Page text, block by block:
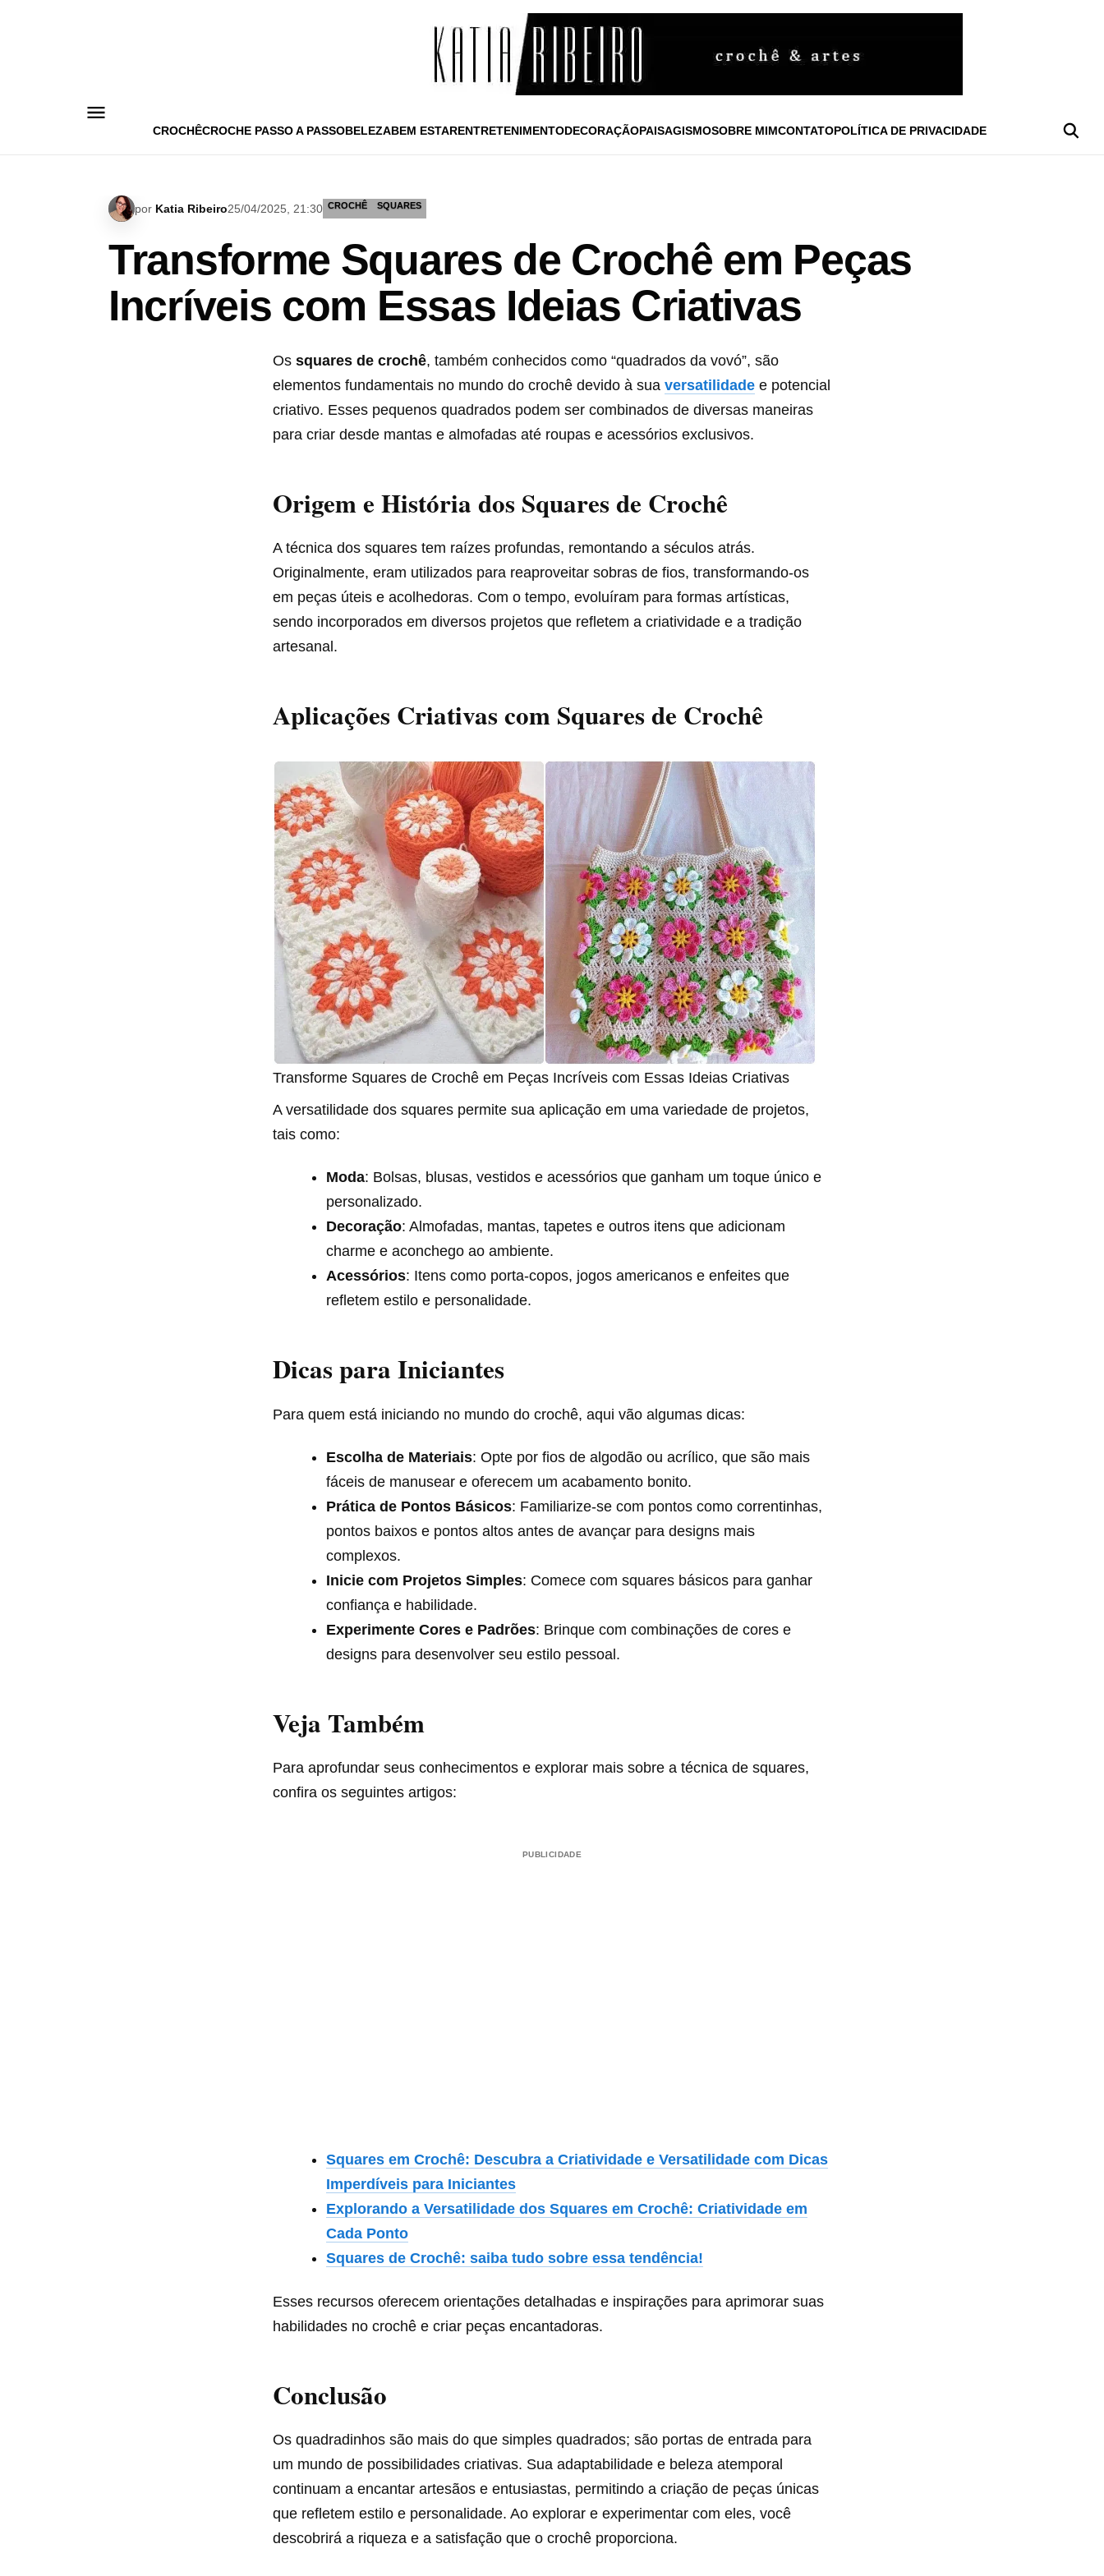
CROCHÊCROCHE PASSO A PASSOBELEZABEM ESTARENTRETENIMENTODECORAÇÃOPAISAGISMOSOBRE MIMCONTATOPOLÍTICA DE PRIVACIDADE
por Katia Ribeiro25/04/2025, 21:30 CROCHÊ SQUARES
Transforme Squares de Crochê em Peças
Incríveis com Essas Ideias Criativas
​Os squares de crochê, também conhecidos como “quadrados da vovó”, são
elementos fundamentais no mundo do crochê devido à sua versatilidade e potencial
criativo. Esses pequenos quadrados podem ser combinados de diversas maneiras
para criar desde mantas e almofadas até roupas e acessórios exclusivos.​
Origem e História dos Squares de Crochê
A técnica dos squares tem raízes profundas, remontando a séculos atrás.
Originalmente, eram utilizados para reaproveitar sobras de fios, transformando-os
em peças úteis e acolhedoras. Com o tempo, evoluíram para formas artísticas,
sendo incorporados em diversos projetos que refletem a criatividade e a tradição
artesanal.​
Aplicações Criativas com Squares de Crochê
Transforme Squares de Crochê em Peças Incríveis com Essas Ideias Criativas
A versatilidade dos squares permite sua aplicação em uma variedade de projetos,
tais como:​
Moda: Bolsas, blusas, vestidos e acessórios que ganham um toque único e
personalizado.​
Decoração: Almofadas, mantas, tapetes e outros itens que adicionam
charme e aconchego ao ambiente.​
Acessórios: Itens como porta-copos, jogos americanos e enfeites que
refletem estilo e personalidade.​
Dicas para Iniciantes
Para quem está iniciando no mundo do crochê, aqui vão algumas dicas:
Escolha de Materiais: Opte por fios de algodão ou acrílico, que são mais
fáceis de manusear e oferecem um acabamento bonito.​
Prática de Pontos Básicos: Familiarize-se com pontos como correntinhas,
pontos baixos e pontos altos antes de avançar para designs mais
complexos.​
Inicie com Projetos Simples: Comece com squares básicos para ganhar
confiança e habilidade.
Experimente Cores e Padrões: Brinque com combinações de cores e
designs para desenvolver seu estilo pessoal.​
Veja Também
Para aprofundar seus conhecimentos e explorar mais sobre a técnica de squares,
confira os seguintes artigos:
PUBLICIDADE
Squares em Crochê: Descubra a Criatividade e Versatilidade com Dicas
Imperdíveis para Iniciantes
Explorando a Versatilidade dos Squares em Crochê: Criatividade em
Cada Ponto
Squares de Crochê: saiba tudo sobre essa tendência!
Esses recursos oferecem orientações detalhadas e inspirações para aprimorar suas
habilidades no crochê e criar peças encantadoras.​
Conclusão
Os quadradinhos são mais do que simples quadrados; são portas de entrada para
um mundo de possibilidades criativas. Sua adaptabilidade e beleza atemporal
continuam a encantar artesãos e entusiastas, permitindo a criação de peças únicas
que refletem estilo e personalidade. Ao explorar e experimentar com eles, você
descobrirá a riqueza e a satisfação que o crochê proporciona.